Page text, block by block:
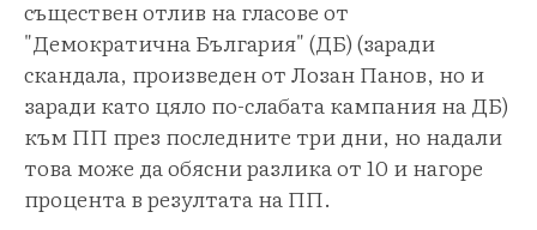
съществен отлив на гласове от
"Демократична България" (ДБ) (заради
скандала, произведен от Лозан Панов, но и
заради като цяло по-слабата кампания на ДБ)
към ПП през последните три дни, но надали
това може да обясни разлика от 10 и нагоре
процента в резултата на ПП.